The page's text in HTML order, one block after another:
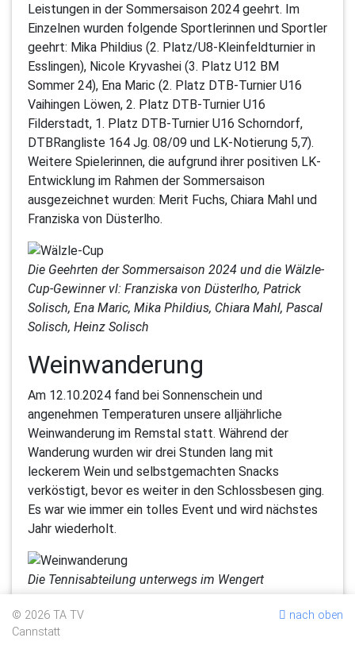
Leistungen in der Sommersaison 2024 geehrt. Im
Einzelnen wurden folgende Sportlerinnen und Sportler
geehrt: Mika Phildius (2. Platz/U8-Kleinfeldturnier in
Esslingen), Nicole Kryvashei (3. Platz U12 BM
Sommer 24), Ena Maric (2. Platz DTB-Turnier U16
Vaihingen Löwen, 2. Platz DTB-Turnier U16
Filderstadt, 1. Platz DTB-Turnier U16 Schorndorf,
DTBRangliste 164 Jg. 08/09 und LK-Notierung 5,7).
Weitere Spielerinnen, die aufgrund ihrer positiven LK-
Entwicklung im Rahmen der Sommersaison
ausgezeichnet wurden: Merit Fuchs, Chiara Mahl und
Franziska von Düsterlho.
Die Geehrten der Sommersaison 2024 und die Wälzle-
Cup-Gewinner vl: Franziska von Düsterlho, Patrick
Solisch, Ena Maric, Mika Phildius, Chiara Mahl, Pascal
Solisch, Heinz Solisch
Weinwanderung
Am 12.10.2024 fand bei Sonnenschein und
angenehmen Temperaturen unsere alljährliche
Weinwanderung im Remstal statt. Während der
Wanderung wurden wir drei Stunden lang mit
leckerem Wein und selbstgemachten Snacks
verköstigt, bevor es weiter in den Schlossbesen ging.
Es war wie immer ein tolles Event und wird nächstes
Jahr wiederholt.
Die Tennisabteilung unterwegs im Wengert
Lore-Greter-Pokal
© 2026 TA TV
Cannstatt
nach oben